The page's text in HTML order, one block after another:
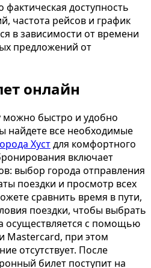
доступность
частота рейсов и график
в зависимости от времени
предложений от
онлайн
можно быстро и удобно
найдете все необходимые
Хустдля комфортного
включает
выбор города отправления
поездки и просмотр всех
сравнить время в пути,
поездки, чтобы выбрать
осуществляется с помощью
Mastercard, при этом
отсутствует. После
билет поступит на